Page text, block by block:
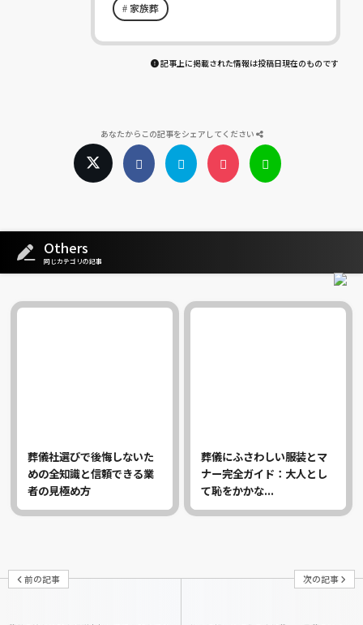
家族葬
記事上に掲載された情報は投稿日現在のものです
あなたからこの記事をシェアしてください
Others
同じカテゴリの記事
葬儀社選びで後悔しないた
めの全知識と信頼できる業
者の見極め方
葬儀にふさわしい服装とマ
ナー完全ガイド：大人とし
て恥をかかな...
前の記事 次の記事